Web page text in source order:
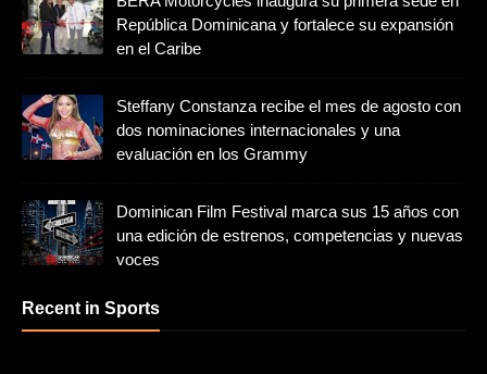
República Dominicana y fortalece su expansión
en el Caribe
Steffany Constanza recibe el mes de agosto con
dos nominaciones internacionales y una
evaluación en los Grammy
Dominican Film Festival marca sus 15 años con
una edición de estrenos, competencias y nuevas
voces
Recent in Sports